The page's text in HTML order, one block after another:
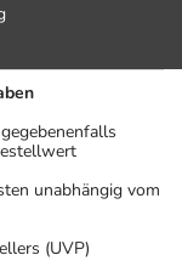
unabhängig vom
(UVP)